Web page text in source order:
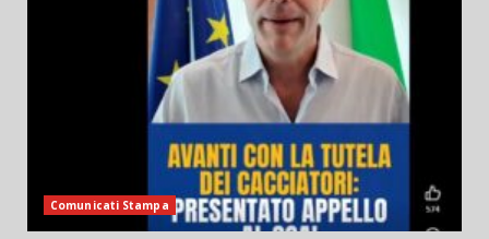
Comunicati Stampa